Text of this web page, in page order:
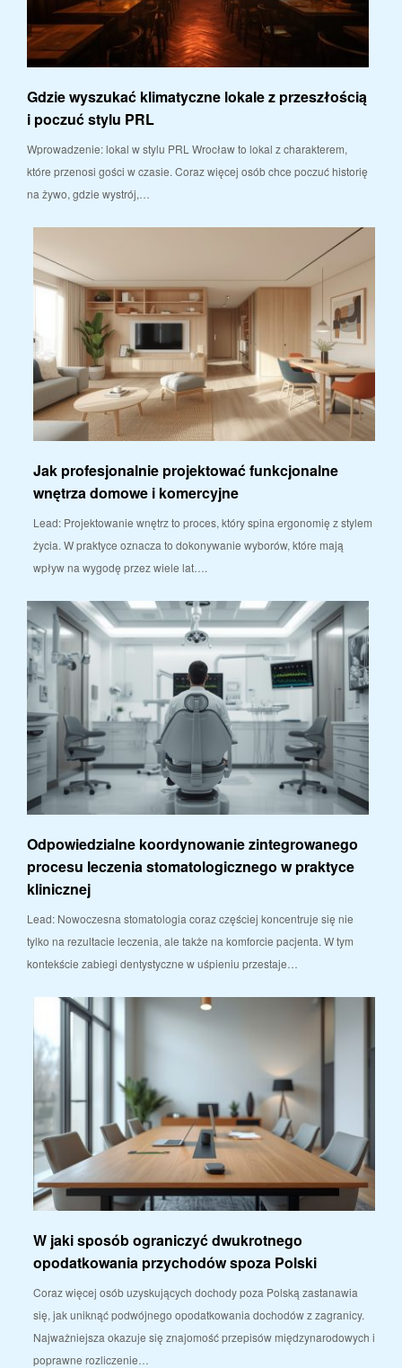
Gdzie wyszukać klimatyczne lokale z przeszłością
i poczuć stylu PRL
Wprowadzenie: lokal w stylu PRL Wrocław to lokal z charakterem,
które przenosi gości w czasie. Coraz więcej osób chce poczuć historię
na żywo, gdzie wystrój,…
Jak profesjonalnie projektować funkcjonalne
wnętrza domowe i komercyjne
Lead: Projektowanie wnętrz to proces, który spina ergonomię z stylem
życia. W praktyce oznacza to dokonywanie wyborów, które mają
wpływ na wygodę przez wiele lat….
Odpowiedzialne koordynowanie zintegrowanego
procesu leczenia stomatologicznego w praktyce
klinicznej
Lead: Nowoczesna stomatologia coraz częściej koncentruje się nie
tylko na rezultacie leczenia, ale także na komforcie pacjenta. W tym
kontekście zabiegi dentystyczne w uśpieniu przestaje…
W jaki sposób ograniczyć dwukrotnego
opodatkowania przychodów spoza Polski
Coraz więcej osób uzyskujących dochody poza Polską zastanawia
się, jak uniknąć podwójnego opodatkowania dochodów z zagranicy.
Najważniejsza okazuje się znajomość przepisów międzynarodowych i
poprawne rozliczenie…